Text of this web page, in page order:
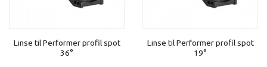
Linse til Performer profil spot
36°
Linse til Performer profil spot
19°